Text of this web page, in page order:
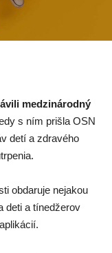
medzinárodný
s ním prišla OSN
detí a zdravého
obdaruje nejakou
deti a tínedžerov